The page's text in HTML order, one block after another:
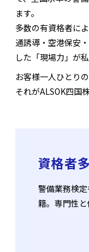
ます。
多数の有資格者に
通誘導・空港保安
した「現場力」が
お客様一人ひとり
それがALSOK四国
資格者
警備業務検
籍。専門性と